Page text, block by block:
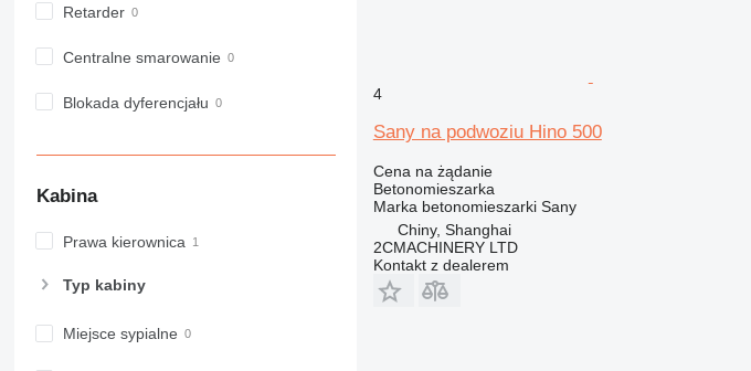
Retarder
Centralne smarowanie
Blokada dyferencjału
Kabina
Prawa kierownica
Typ kabiny
Miejsce sypialne
4
Sany na podwoziu Hino 500
Cena na żądanie
Betonomieszarka
Marka betonomieszarki Sany
Chiny, Shanghai
2CMACHINERY LTD
Kontakt z dealerem